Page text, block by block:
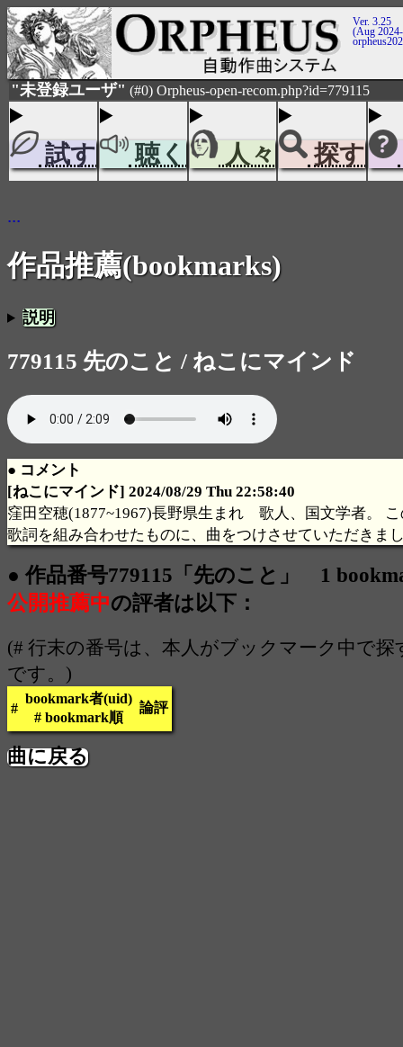
Ver. 3.25
(Aug
"未登録ユーザ" (#0) Orpheus-open-recom.php?id=779115
試す 聴く 人々 探す
...
作品推薦(bookmarks)
説明
779115 先のこと / ねこにマインド
● コメント
[ねこにマインド] 2024/08/29 Thu 22:58:40
窪田空穂(1877~1967)長野県生まれ 歌人、国文学者。
歌詞を組み合わせたものに、曲をつけさせていただきま
● 作品番号779115「先のこと」 1
公開推薦中の評者は以下：
(# 行末の番号は、本人がブックマーク中で探
です。)
#
bookmark者(uid)
# bookmark順
論評
曲に戻る